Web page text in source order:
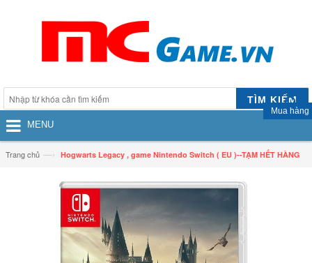
TÌM KIẾM
Mua hàng
MENU
Trang chủ —› Hogwarts Legacy , game Nintendo Switch ( EU )--TẠM HẾT HÀNG